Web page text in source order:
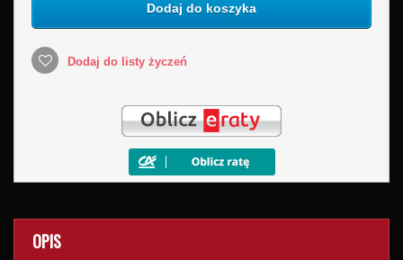
Dodaj do koszyka
Dodaj do listy życzeń
OPIS